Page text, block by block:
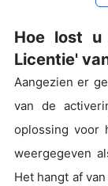
Hoe lost u
Licentie'
Aangezien er
van de
oplossing voor
weergegeven
Het hangt af